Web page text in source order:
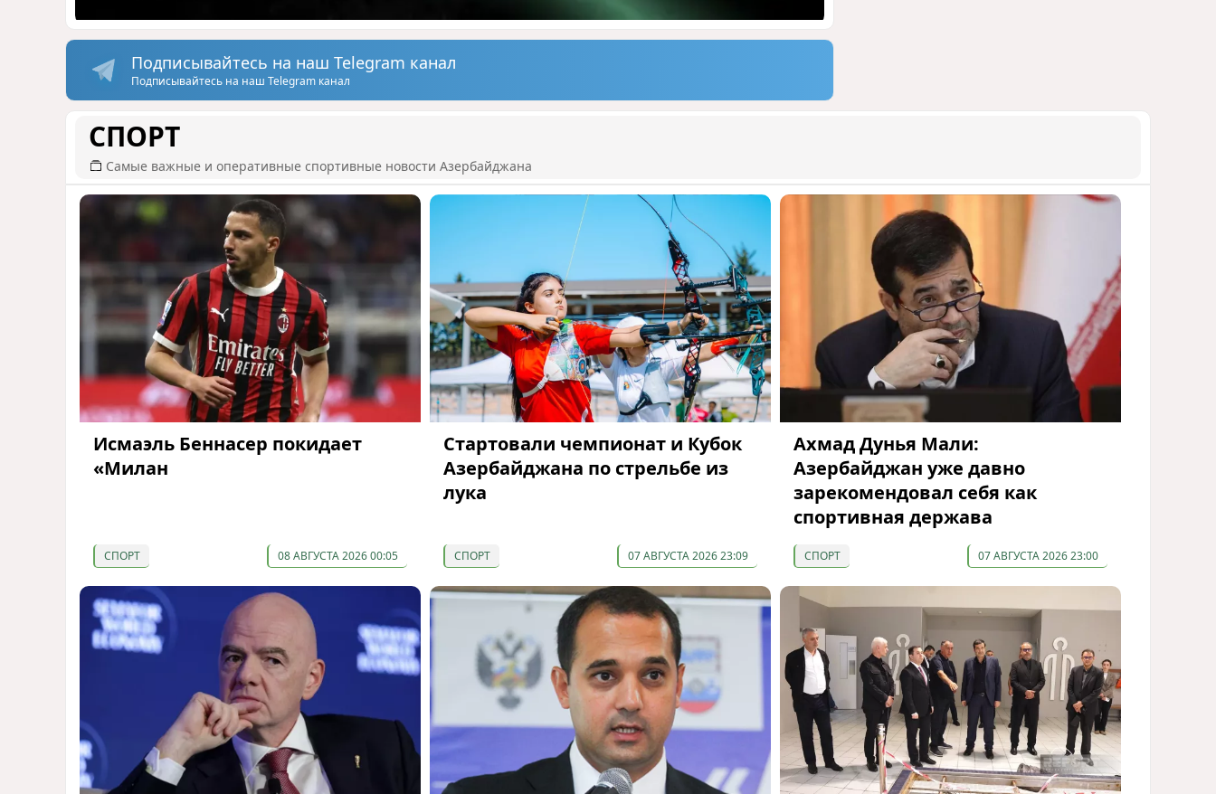
Подписывайтесь на наш Telegram канал
Подписывайтесь на наш Telegram канал
СПОРТ
Самые важные и оперативные спортивные новости Азербайджана
Исмаэль Беннасер покидает
«Милан
СПОРТ 08 АВГУСТА 2026 00:05
Cтартовали чемпионат и Кубок
Азербайджана по стрельбе из
лука
СПОРТ 07 АВГУСТА 2026 23:09
Ахмад Дунья Мали:
Азербайджан уже давно
зарекомендовал себя как
спортивная держава
СПОРТ 07 АВГУСТА 2026 23:00